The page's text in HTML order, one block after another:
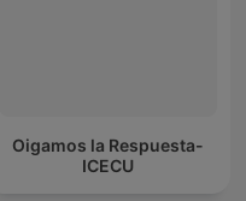
Oigamos la Respuesta-
ICECU